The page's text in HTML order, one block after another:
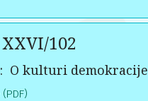
102
O kulturi demokracije